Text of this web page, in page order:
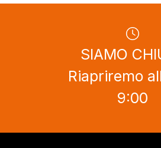
SIAMO
Riapriremo
9:00